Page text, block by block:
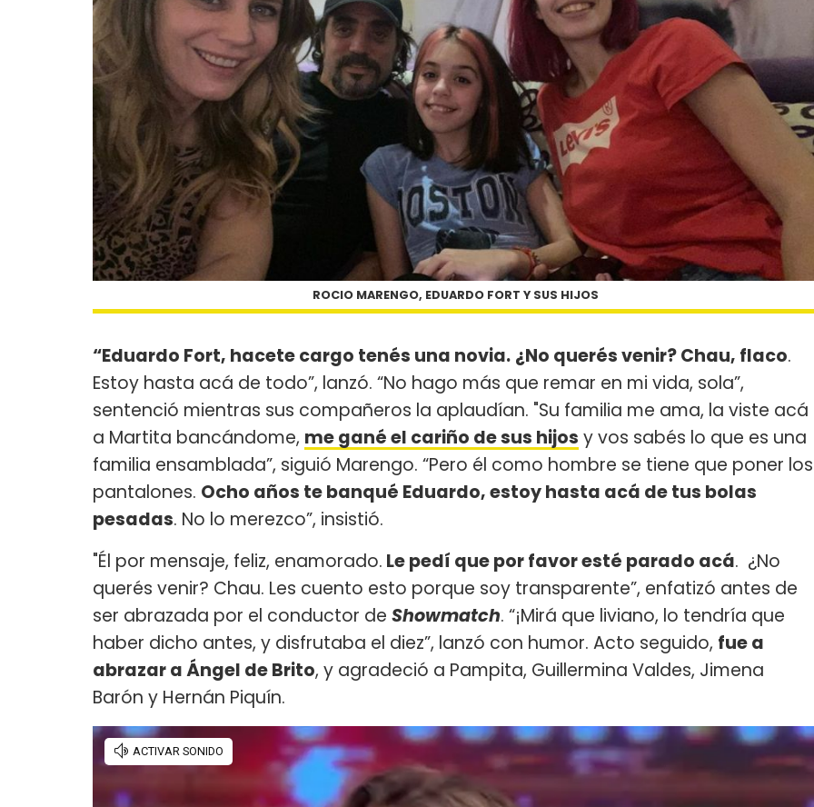
ROCIO MARENGO, EDUARDO FORT Y SUS HIJOS
“Eduardo Fort, hacete cargo tenés una novia. ¿No querés venir? Chau, flaco.
Estoy hasta acá de todo”, lanzó. “No hago más que remar en mi vida, sola”,
sentenció mientras sus compañeros la aplaudían. "Su familia me ama, la viste acá
a Martita bancándome, me gané el cariño de sus hijos y vos sabés lo que es una
familia ensamblada”, siguió Marengo. “Pero él como hombre se tiene que poner los
pantalones. Ocho años te banqué Eduardo, estoy hasta acá de tus bolas
pesadas. No lo merezco”, insistió.
"Él por mensaje, feliz, enamorado. Le pedí que por favor esté parado acá. ¿No
querés venir? Chau. Les cuento esto porque soy transparente”, enfatizó antes de
ser abrazada por el conductor de Showmatch. “¡Mirá que liviano, lo tendría que
haber dicho antes, y disfrutaba el diez”, lanzó con humor. Acto seguido, fue a
abrazar a Ángel de Brito, y agradeció a Pampita, Guillermina Valdes, Jimena
Barón y Hernán Piquín.